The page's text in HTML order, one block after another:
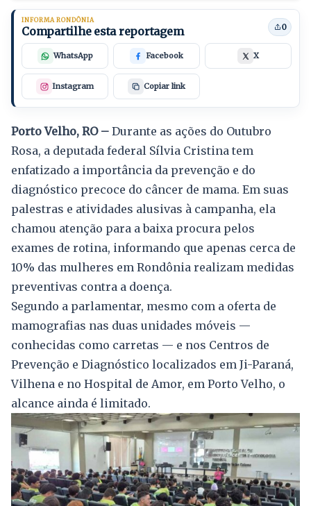
INFORMA RONDÔNIA
Compartilhe esta reportagem 0
WhatsApp Facebook X
Instagram Copiar link
Porto Velho, RO – Durante as ações do Outubro
Rosa, a deputada federal Sílvia Cristina tem
enfatizado a importância da prevenção e do
diagnóstico precoce do câncer de mama. Em suas
palestras e atividades alusivas à campanha, ela
chamou atenção para a baixa procura pelos
exames de rotina, informando que apenas cerca de
10% das mulheres em Rondônia realizam medidas
preventivas contra a doença.
Segundo a parlamentar, mesmo com a oferta de
mamografias nas duas unidades móveis —
conhecidas como carretas — e nos Centros de
Prevenção e Diagnóstico localizados em Ji-Paraná,
Vilhena e no Hospital de Amor, em Porto Velho, o
alcance ainda é limitado.